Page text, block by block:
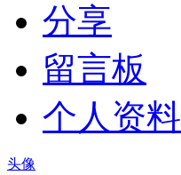
分享
留言板
个人资料
头像